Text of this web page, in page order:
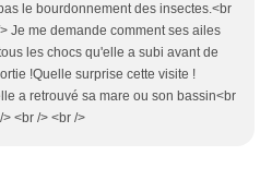
le bourdonnement des insectes.<br
Je me demande comment ses ailes
les chocs qu'elle a subi avant de
!Quelle surprise cette visite !
a retrouvé sa mare ou son bassin<br
<br /> <br />